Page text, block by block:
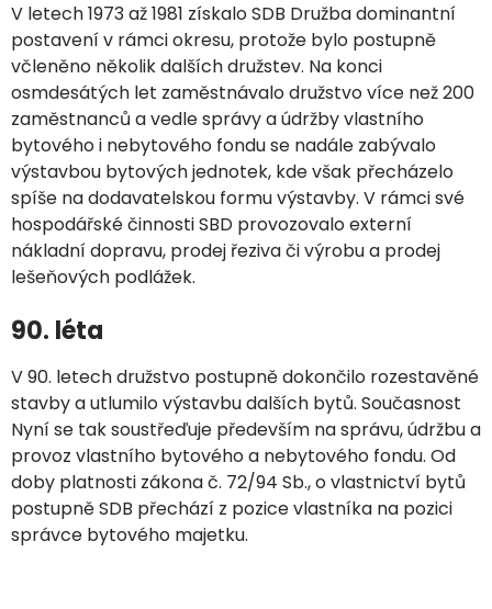
V letech 1973 až 1981 získalo SDB Družba dominantní
postavení v rámci okresu, protože bylo postupně
včleněno několik dalších družstev. Na konci
osmdesátých let zaměstnávalo družstvo více než 200
zaměstnanců a vedle správy a údržby vlastního
bytového i nebytového fondu se nadále zabývalo
výstavbou bytových jednotek, kde však přecházelo
spíše na dodavatelskou formu výstavby. V rámci své
hospodářské činnosti SBD provozovalo externí
nákladní dopravu, prodej řeziva či výrobu a prodej
lešeňových podlážek.
90. léta
V 90. letech družstvo postupně dokončilo rozestavěné
stavby a utlumilo výstavbu dalších bytů. Současnost
Nyní se tak soustřeďuje především na správu, údržbu a
provoz vlastního bytového a nebytového fondu. Od
doby platnosti zákona č. 72/94 Sb., o vlastnictví bytů
postupně SDB přechází z pozice vlastníka na pozici
správce bytového majetku.